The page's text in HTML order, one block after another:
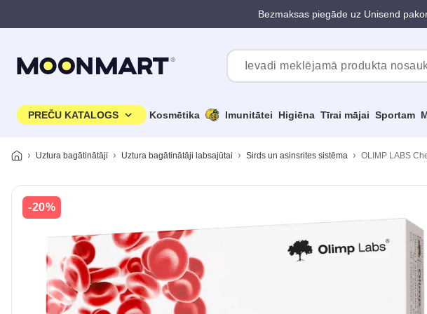
Bezmaksas piegāde uz Unisend
PREČU KATALOGS Kosmētika Imunitātei Higiēna Tīrai mājai Sportam
Uztura bagātinātāji Uztura bagātinātāji labsajūtai Sirds un asinsrites sistēma OLIMP LABS
-20%